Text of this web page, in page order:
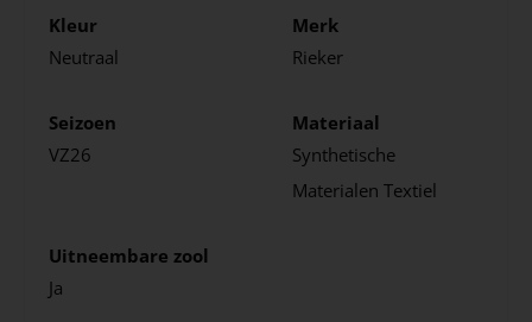
Kleur
Neutraal
Merk
Rieker
Seizoen
VZ26
Materiaal
Synthetische
Materialen Textiel
Uitneembare zool
Ja